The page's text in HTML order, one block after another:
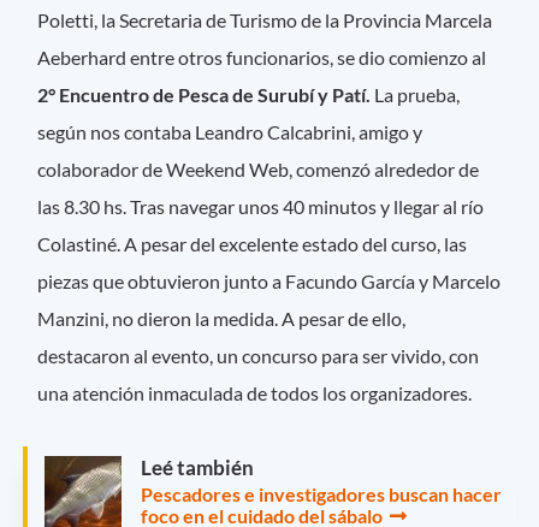
Poletti, la Secretaria de Turismo de la Provincia Marcela
Aeberhard entre otros funcionarios, se dio comienzo al
2° Encuentro de Pesca de Surubí y Patí. La prueba,
según nos contaba Leandro Calcabrini, amigo y
colaborador de Weekend Web, comenzó alrededor de
las 8.30 hs. Tras navegar unos 40 minutos y llegar al río
Colastiné. A pesar del excelente estado del curso, las
piezas que obtuvieron junto a Facundo García y Marcelo
Manzini, no dieron la medida. A pesar de ello,
destacaron al evento, un concurso para ser vivido, con
una atención inmaculada de todos los organizadores.
Leé también
Pescadores e investigadores buscan hacer
foco en el cuidado del sábalo